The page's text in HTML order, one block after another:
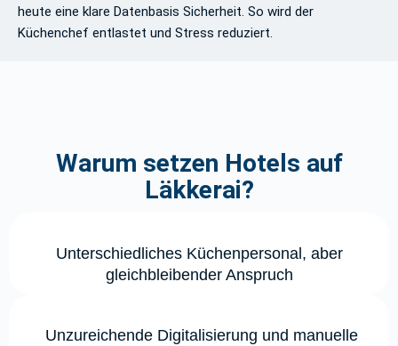
heute eine klare Datenbasis Sicherheit. So wird der
Küchenchef entlastet und Stress reduziert.
Warum setzen Hotels auf
Läkkerai?
Unterschiedliches Küchenpersonal, aber
gleichbleibender Anspruch
Unzureichende Digitalisierung und manuelle